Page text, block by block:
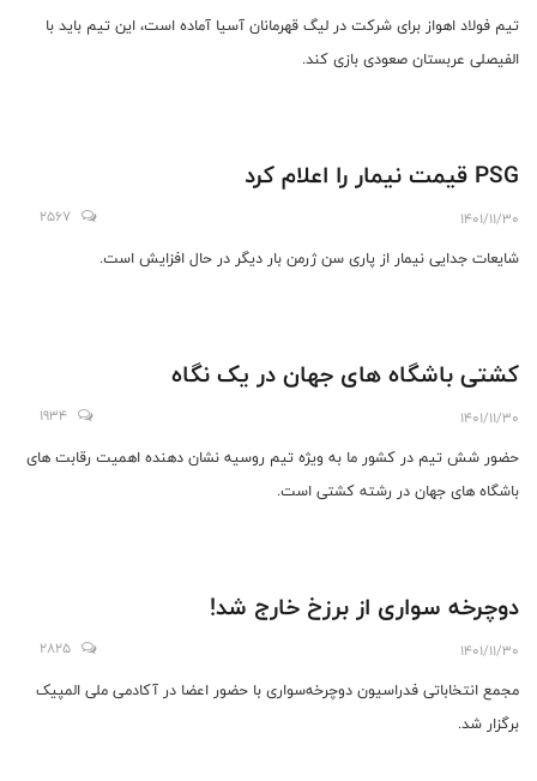
تیم فولاد اهواز برای شرکت در لیگ قهرمانان آسیا آماده است، این تیم باید با
الفیصلی عربستان صعودی بازی کند.
PSG قیمت نیمار را اعلام کرد
1401/11/30
2567
شایعات جدایی نیمار از پاری سن ژرمن بار دیگر در حال افزایش است.
کشتی باشگاه های جهان در یک نگاه
1401/11/30
1934
حضور شش تیم در کشور ما به ویژه تیم روسیه نشان دهنده اهمیت رقابت های
باشگاه های جهان در رشته کشتی است.
دوچرخه سواری از برزخ خارج شد!
1401/11/30
2825
مجمع انتخاباتی فدراسیون دوچرخه‌سواری با حضور اعضا در آکادمی ملی المپیک
برگزار شد.